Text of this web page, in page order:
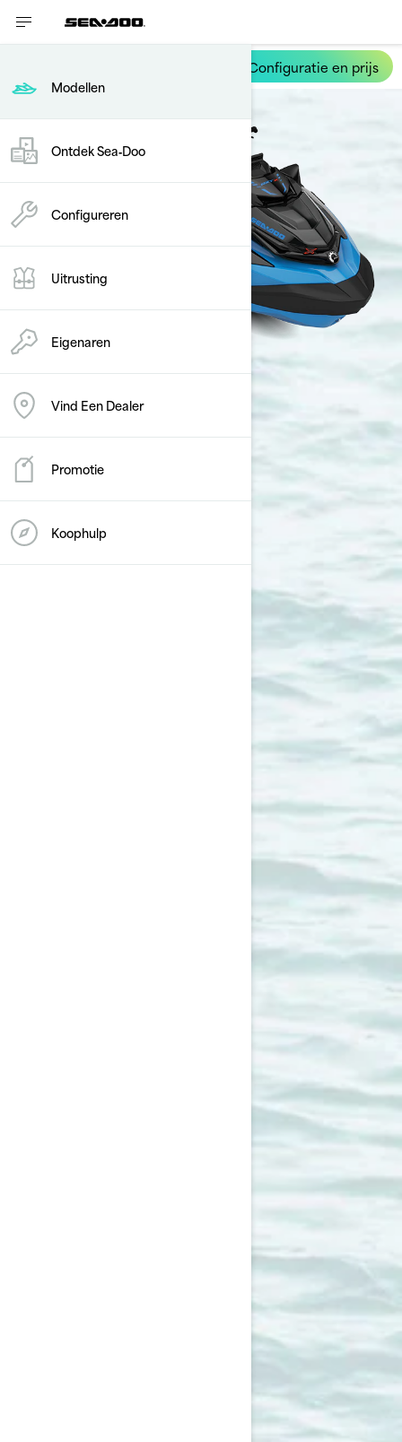
Modellen
Ontdek Sea‑Doo
Configureren
Uitrusting
Eigenaren
Vind Een Dealer
Promotie
Koophulp
Configuratie en prijs